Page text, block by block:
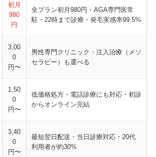
初月
980
円
全プラン初月980円・AGA専門医常
駐・22時まで診療・発毛実感率99.5%
3,00
0
円〜
男性専門クリニック・注入治療（メソ
セラピー）も選べる
1,50
0
円〜
低価格処方・電話診療にも対応・初診
からオンライン完結
3,40
0
円〜
最短翌日配送・当日診療対応・20代
利用者が約30%